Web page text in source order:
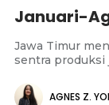
Januari-
Jawa Timur
sentra produksi
AGNES Z.